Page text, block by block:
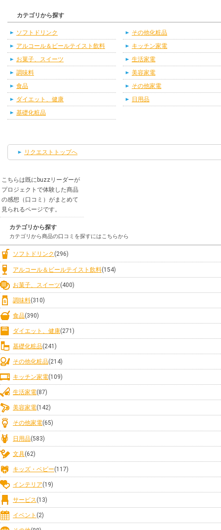
カテゴリから探す
ソフトドリンク
アルコール＆ビールテイスト飲料
お菓子、スイーツ
調味料
食品
ダイエット、健康
基礎化粧品
その他化粧品
キッチン家電
生活家電
美容家電
その他家電
日用品
リクエストトップへ
こちらは既にbuzzリーダーが
プロジェクトで体験した商品
の感想（口コミ）がまとめて
見られるページです。
カテゴリから探す
カテゴリから商品の口コミを探すにはこちらから
ソフトドリンク (296)
アルコール＆ビールテイスト飲料(154)
お菓子、スイーツ(400)
調味料(310)
食品(390)
ダイエット、健康(271)
基礎化粧品(241)
その他化粧品(214)
キッチン家電(109)
生活家電(87)
美容家電(142)
その他家電(65)
日用品(583)
文具(62)
キッズ・ベビー(117)
インテリア(19)
サービス(13)
イベント (2)